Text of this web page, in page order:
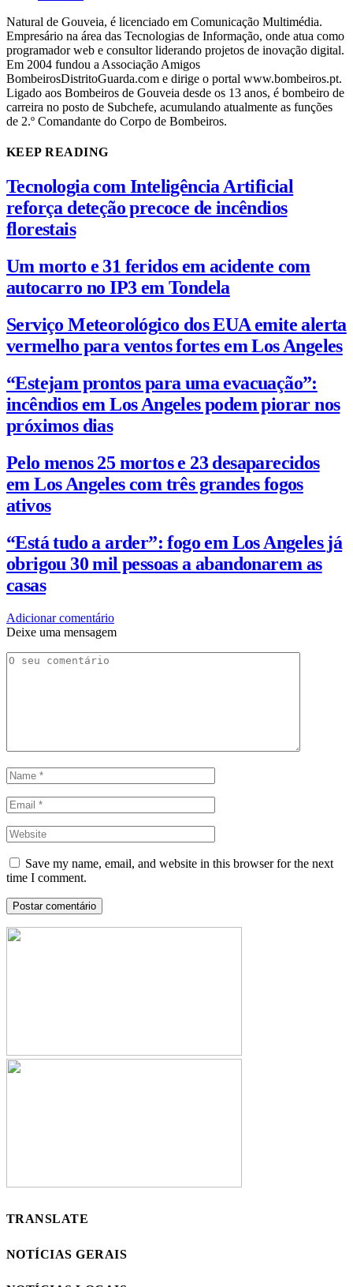
Natural de Gouveia, é licenciado em Comunicação Multimédia.
Empresário na área das Tecnologias de Informação, onde atua como
programador web e consultor liderando projetos de inovação digital.
Em 2004 fundou a Associação Amigos
BombeirosDistritoGuarda.com e dirige o portal www.bombeiros.pt.
Ligado aos Bombeiros de Gouveia desde os 13 anos, é bombeiro de
carreira no posto de Subchefe, acumulando atualmente as funções
de 2.º Comandante do Corpo de Bombeiros.
KEEP READING
Tecnologia com Inteligência Artificial
reforça deteção precoce de incêndios
florestais
Um morto e 31 feridos em acidente com
autocarro no IP3 em Tondela
Serviço Meteorológico dos EUA emite alerta
vermelho para ventos fortes em Los Angeles
“Estejam prontos para uma evacuação”:
incêndios em Los Angeles podem piorar nos
próximos dias
Pelo menos 25 mortos e 23 desaparecidos
em Los Angeles com três grandes fogos
ativos
“Está tudo a arder”: fogo em Los Angeles já
obrigou 30 mil pessoas a abandonarem as
casas
Adicionar comentário
Deixe uma mensagem
Save my name, email, and website in this browser for the next
time I comment.
TRANSLATE
NOTÍCIAS GERAIS